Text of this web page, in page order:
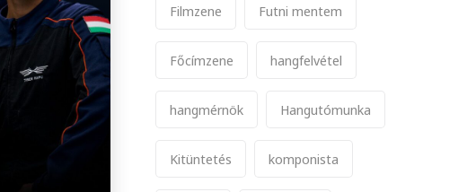
Filmzene Futni mentem
Főcímzene hangfelvétel
hangmérnök Hangutómunka
Kitüntetés komponista